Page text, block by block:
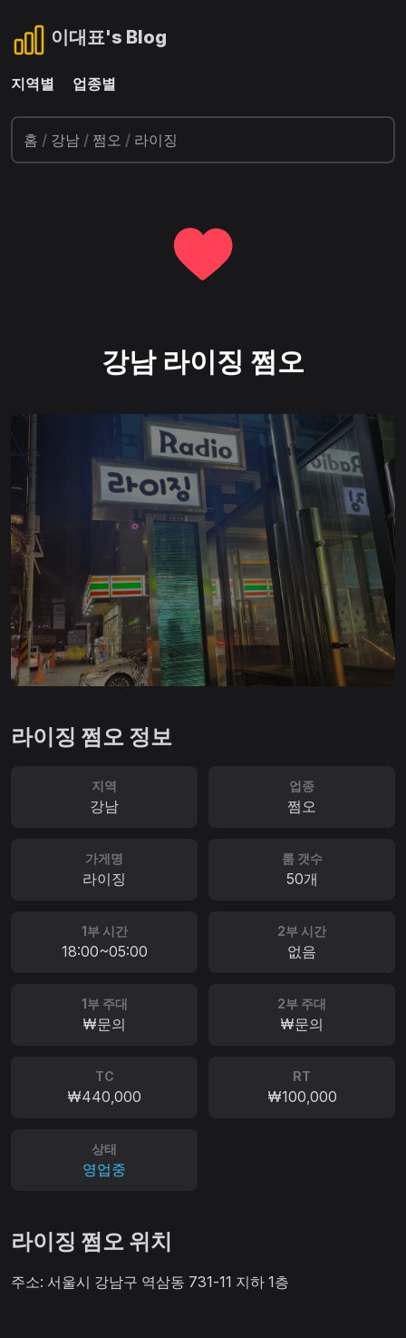
이대표's Blog
지역별 업종별
홈 / 강남 / 쩜오 / 라이징
강남 라이징 쩜오
라이징 쩜오 정보
지역
강남
업종
쩜오
가게명
라이징
룸 갯수
50개
1부 시간
18:00~05:00
2부 시간
없음
1부 주대
₩문의
2부 주대
₩문의
TC
₩440,000
RT
₩100,000
상태
영업중
라이징 쩜오 위치
주소: 서울시 강남구 역삼동 731-11 지하 1층